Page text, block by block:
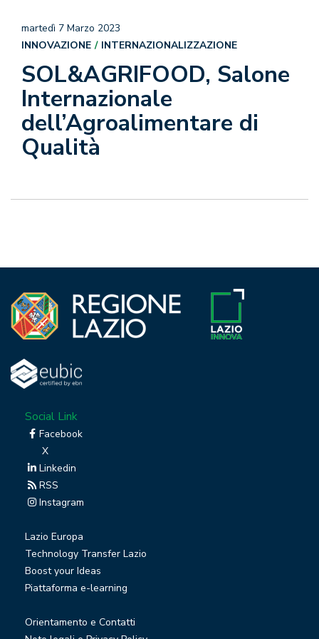
SOL&AGRIFOOD, Salone
Internazionale
dell’Agroalimentare di
Qualità
martedì 7 Marzo 2023
INNOVAZIONE
INTERNAZIONALIZZAZIONE
Social Link
Facebook
X
Linkedin
RSS
Instagram
Lazio Europa
Technology Transfer Lazio
Boost your Ideas
Piattaforma e-learning
Orientamento e Contatti